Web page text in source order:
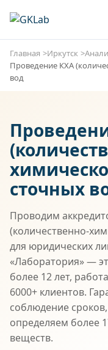
Главная Иркутск
Проведение КХА
вод
сточных
Проводим
(количественно-
для юридических
«Лаборатория» —
более 12 лет,
6000+ клиентов.
соблюдение
определяем более
веществ.